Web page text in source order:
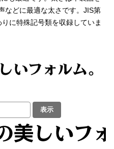
表示
などに最適な太さです。JIS第
に特殊記号類を収録していま
表示